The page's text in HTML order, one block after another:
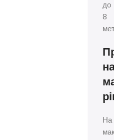
до
8
На